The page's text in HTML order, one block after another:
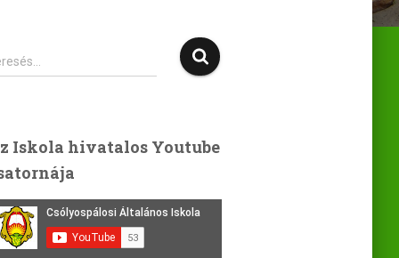
Iskola hivatalos Youtube